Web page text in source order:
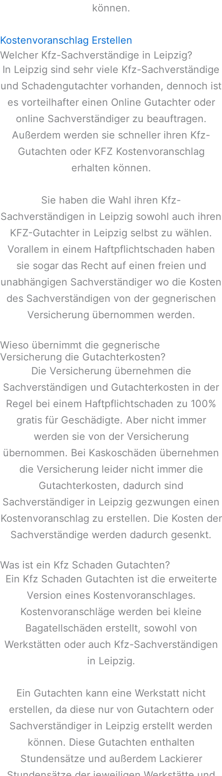
können.
Kostenvoranschlag Erstellen
Welcher Kfz-Sachverständige in Leipzig?
In Leipzig sind sehr viele Kfz-Sachverständige
und Schadengutachter vorhanden, dennoch ist
es vorteilhafter einen Online Gutachter oder
online Sachverständiger zu beauftragen.
Außerdem werden sie schneller ihren Kfz-
Gutachten oder KFZ Kostenvoranschlag
erhalten können.
Sie haben die Wahl ihren Kfz-
Sachverständigen in Leipzig sowohl auch ihren
KFZ-Gutachter in Leipzig selbst zu wählen.
Vorallem in einem Haftpflichtschaden haben
sie sogar das Recht auf einen freien und
unabhängigen Sachverständiger wo die Kosten
des Sachverständigen von der gegnerischen
Versicherung übernommen werden.
Wieso übernimmt die gegnerische
Versicherung die Gutachterkosten?
Die Versicherung übernehmen die
Sachverständigen und Gutachterkosten in der
Regel bei einem Haftpflichtschaden zu 100%
gratis für Geschädigte. Aber nicht immer
werden sie von der Versicherung
übernommen. Bei Kaskoschäden übernehmen
die Versicherung leider nicht immer die
Gutachterkosten, dadurch sind
Sachverständiger in Leipzig gezwungen einen
Kostenvoranschlag zu erstellen. Die Kosten der
Sachverständige werden dadurch gesenkt.
Was ist ein Kfz Schaden Gutachten?
Ein Kfz Schaden Gutachten ist die erweiterte
Version eines Kostenvoranschlages.
Kostenvoranschläge werden bei kleine
Bagatellschäden erstellt, sowohl von
Werkstätten oder auch Kfz-Sachverständigen
in Leipzig.
Ein Gutachten kann eine Werkstatt nicht
erstellen, da diese nur von Gutachtern oder
Sachverständiger in Leipzig erstellt werden
können. Diese Gutachten enthalten
Stundensätze und außerdem Lackierer